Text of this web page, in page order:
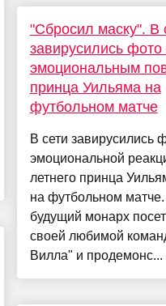
"Сбросил маску". В
завирусились фото
эмоциональным
принца Уильяма на
футбольном матче
В сети завирусились
эмоциональной
летнего принца
на футбольном
будущий монарх
своей любимой
Вилла" и продемонс...